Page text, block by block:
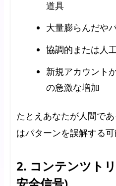
道具
大量膨らんだや
協調的または人
新規アカウント
の急激な増加
たとえあなたが人間で
はパターンを誤解する可
2. コンテンツト